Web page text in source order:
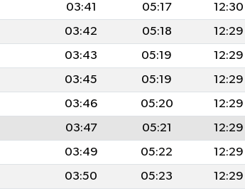
03:41 05:17 12:30
03:42 05:18 12:29
03:43 05:19 12:29
03:45 05:19 12:29
03:46 05:20 12:29
03:47 05:21 12:29
03:49 05:22 12:29
03:50 05:23 12:29